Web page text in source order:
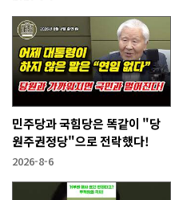
민주당과 국힘당은 똑같이 "당
원주권정당"으로 전락했다!
2026-8-6